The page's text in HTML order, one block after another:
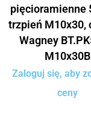
pięcioramienne
trzpień M10x30,
Wagney
M10x30B
Zaloguj się, aby
ceny